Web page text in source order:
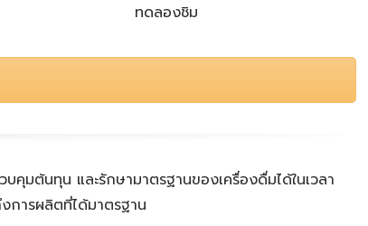
ทดลองชิม
คุมต้นทุน และรักษามาตรฐานของเครื่องดื่มได้ในเวลา
ารผลิตที่ได้มาตรฐาน